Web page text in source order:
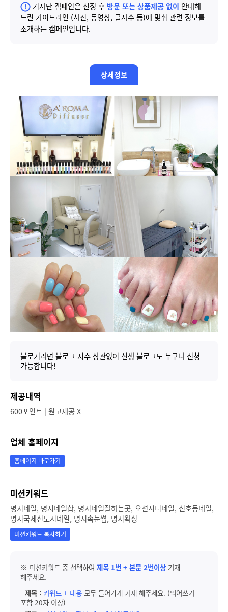
기자단 캠페인은 선정 후 방문 또는 상품제공 없이 안내해
드린 가이드라인 (사진, 동영상, 글자수 등)에 맞춰 관련 정보를
소개하는 캠페인입니다.
상세정보
블로거라면 블로그 지수 상관없이 신생 블로그도 누구나 신청
가능합니다!
제공내역
600포인트 | 원고제공 X
업체 홈페이지
홈페이지 바로가기
미션키워드
명지네일, 명지네일샵, 명지네일잘하는곳, 오션시티네일, 신호등네일,
명지국제신도시네일, 명지속눈썹, 명지왁싱
미션키워드 복사하기
※ 미션키워드 중 선택하여 제목 1번 + 본문 2번이상 기재
해주세요.
- 제목 : 키워드 + 내용 모두 들어가게 기재 해주세요. (띄어쓰기
포함 20자 이상)